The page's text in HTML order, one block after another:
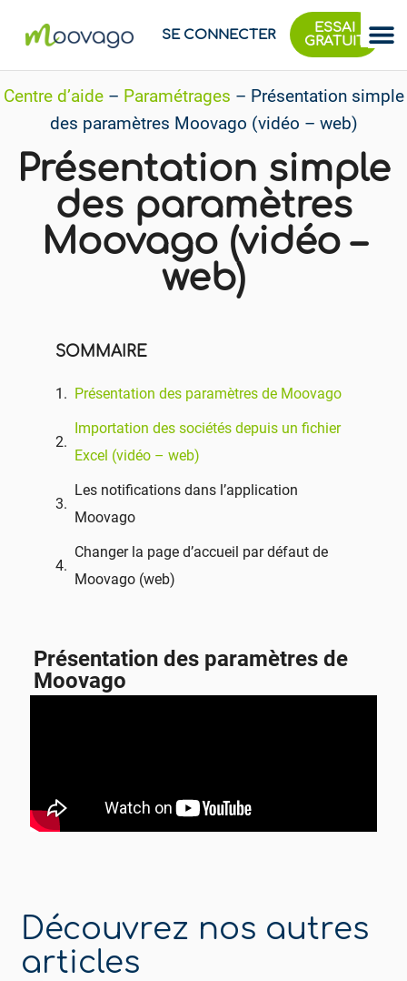
SE CONNECTER
ESSAI
GRATUIT
Centre d’aide– Paramétrages – Présentation simple
des paramètres Moovago (vidéo – web)
Présentation simple
des paramètres
Moovago (vidéo –
web)
SOMMAIRE
Présentation des paramètres de Moovago
Importation des sociétés depuis un fichier
Excel (vidéo – web)
Les notifications dans l’application
Moovago
Changer la page d’accueil par défaut de
Moovago (web)
Présentation des paramètres de
Moovago
Découvrez nos autres
articles